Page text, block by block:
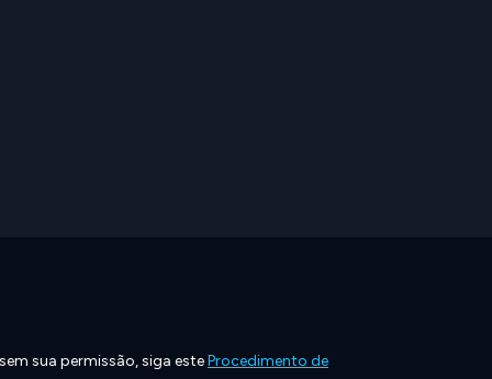
sua permissão, siga esteProcedimento de